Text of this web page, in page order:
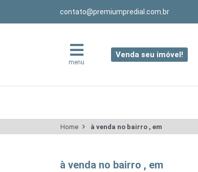
contato@premiumpredial.com.br
menu
Venda seu imóvel!
Home à venda no bairro , em
à venda no bairro , em